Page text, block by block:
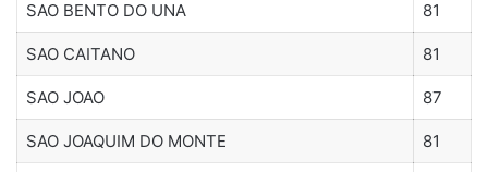
SAO BENTO DO UNA 81
SAO CAITANO 81
SAO JOAO 87
SAO JOAQUIM DO MONTE 81